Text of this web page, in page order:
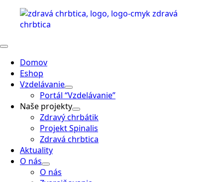
Domov
Eshop
Vzdelávanie
Portál “Vzdelávanie”
Naše projekty
Zdravý chrbátik
Projekt Spinalis
Zdravá chrbtica
Aktuality
O nás
O nás